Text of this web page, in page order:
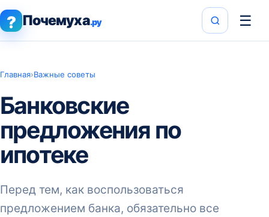
? Почемуха.ру ☰
Главная›Важные советы
Банковские
предложения по
ипотеке
Перед тем, как воспользоваться
предложением банка, обязательно все